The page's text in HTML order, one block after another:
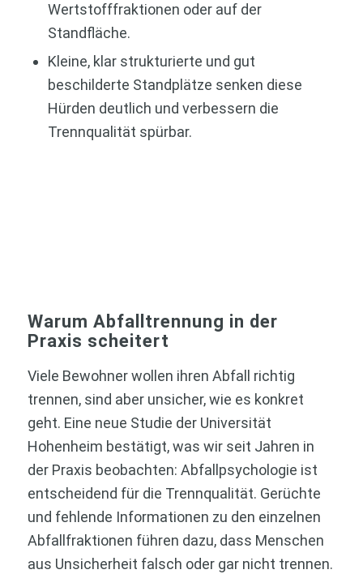
Wertstofffraktionen oder auf der
Standfläche.
Kleine, klar strukturierte und gut
beschilderte Standplätze senken diese
Hürden deutlich und verbessern die
Trennqualität spürbar.
Warum Abfalltrennung in der
Praxis scheitert
Viele Bewohner wollen ihren Abfall richtig
trennen, sind aber unsicher, wie es konkret
geht. Eine neue Studie der Universität
Hohenheim bestätigt, was wir seit Jahren in
der Praxis beobachten: Abfallpsychologie ist
entscheidend für die Trennqualität. Gerüchte
und fehlende Informationen zu den einzelnen
Abfallfraktionen führen dazu, dass Menschen
aus Unsicherheit falsch oder gar nicht trennen.